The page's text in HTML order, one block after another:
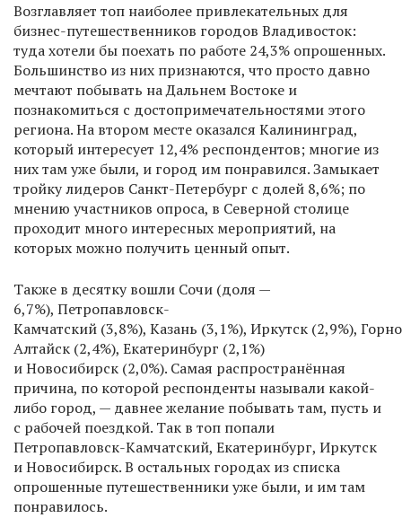
Возглавляет топ наиболее привлекательных для
бизнес-путешественников городов Владивосток:
туда хотели бы поехать по работе 24,3% опрошенных.
Большинство из них признаются, что просто давно
мечтают побывать на Дальнем Востоке и
познакомиться с достопримечательностями этого
региона. На втором месте оказался Калининград,
который интересует 12,4% респондентов; многие из
них там уже были, и город им понравился. Замыкает
тройку лидеров Санкт-Петербург с долей 8,6%; по
мнению участников опроса, в Северной столице
проходит много интересных мероприятий, на
которых можно получить ценный опыт.
Также в десятку вошли Сочи (доля —
6,7%), Петропавловск-
Камчатский (3,8%), Казань (3,1%), Иркутск (2,9%),
Алтайск (2,4%), Екатеринбург (2,1%)
и Новосибирск (2,0%). Самая распространённая
причина, по которой респонденты называли какой-
либо город, — давнее желание побывать там, пусть и
с рабочей поездкой. Так в топ попали
Петропавловск-Камчатский, Екатеринбург, Иркутск
и Новосибирск. В остальных городах из списка
опрошенные путешественники уже были, и им там
понравилось.